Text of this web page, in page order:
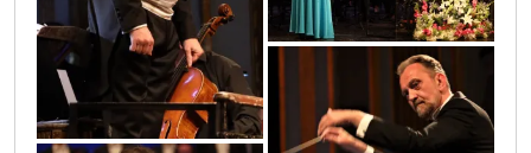
0o3a0523